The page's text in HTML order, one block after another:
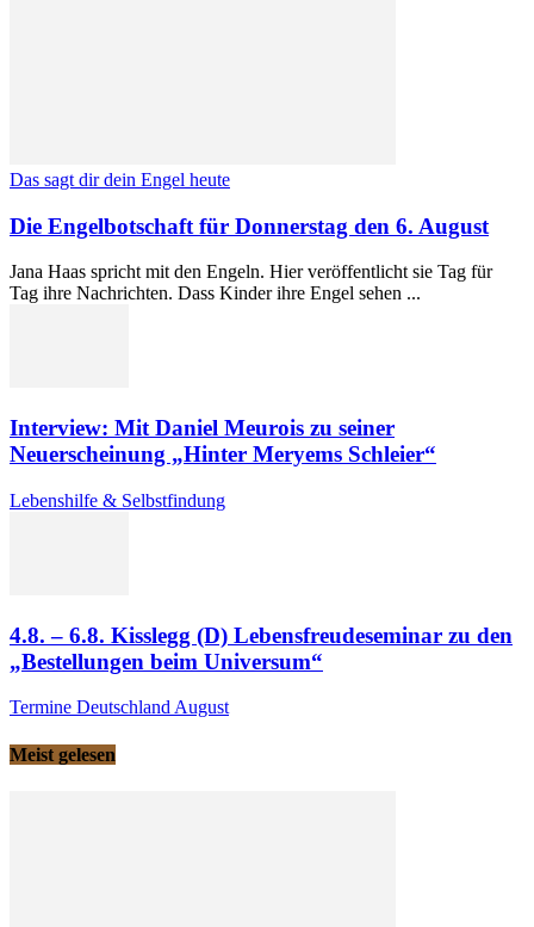
Das sagt dir dein Engel heute
Die Engelbotschaft für Donnerstag den 6. August
Jana Haas spricht mit den Engeln. Hier veröffentlicht sie Tag für
Tag ihre Nachrichten. Dass Kinder ihre Engel sehen ...
Interview: Mit Daniel Meurois zu seiner
Neuerscheinung „Hinter Meryems Schleier“
Lebenshilfe & Selbstfindung
4.8. – 6.8. Kisslegg (D) Lebensfreudeseminar zu den
„Bestellungen beim Universum“
Termine Deutschland August
Meist gelesen